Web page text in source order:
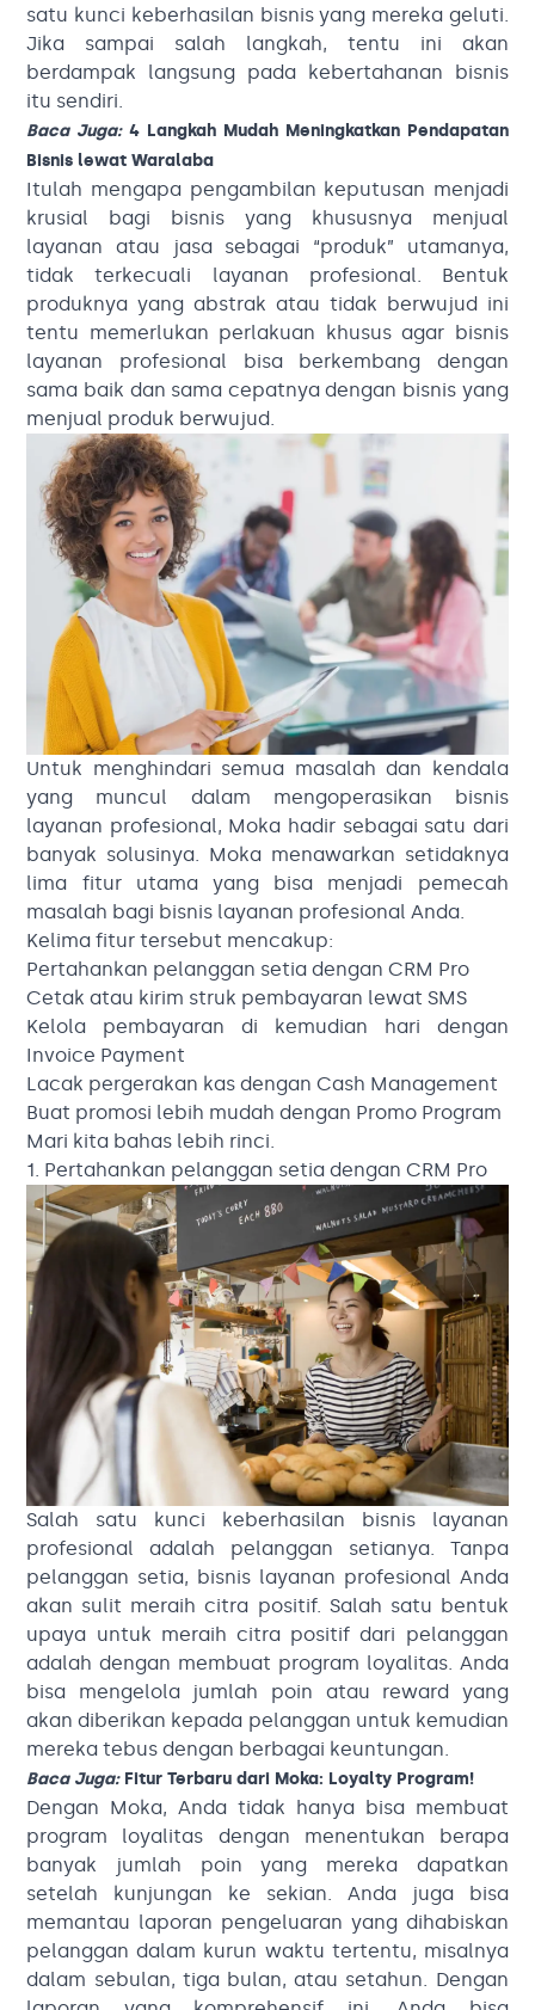
satu kunci keberhasilan bisnis yang mereka geluti.
Jika sampai salah langkah, tentu ini akan
berdampak langsung pada kebertahanan bisnis
itu sendiri.
Baca Juga:4 Langkah Mudah Meningkatkan Pendapatan
Bisnis lewat Waralaba
Itulah mengapa pengambilan keputusan menjadi
krusial bagi bisnis yang khususnya menjual
layanan atau jasa sebagai “produk” utamanya,
tidak terkecuali layanan profesional. Bentuk
produknya yang abstrak atau tidak berwujud ini
tentu memerlukan perlakuan khusus agar bisnis
layanan profesional bisa berkembang dengan
sama baik dan sama cepatnya dengan bisnis yang
menjual produk berwujud.
Untuk menghindari semua masalah dan kendala
yang muncul dalam mengoperasikan bisnis
layanan profesional, Moka hadir sebagai satu dari
banyak solusinya. Moka menawarkan setidaknya
lima fitur utama yang bisa menjadi pemecah
masalah bagi bisnis layanan profesional Anda.
Kelima fitur tersebut mencakup:
Pertahankan pelanggan setia dengan CRM Pro
Cetak atau kirim struk pembayaran lewat SMS
Kelola pembayaran di kemudian hari dengan
Invoice Payment
Lacak pergerakan kas dengan Cash Management
Buat promosi lebih mudah dengan Promo Program
Mari kita bahas lebih rinci.
1. Pertahankan pelanggan setia dengan CRM Pro
Salah satu kunci keberhasilan bisnis layanan
profesional adalah pelanggan setianya. Tanpa
pelanggan setia, bisnis layanan profesional Anda
akan sulit meraih citra positif. Salah satu bentuk
upaya untuk meraih citra positif dari pelanggan
adalah dengan membuat program loyalitas. Anda
bisa mengelola jumlah poin atau reward yang
akan diberikan kepada pelanggan untuk kemudian
mereka tebus dengan berbagai keuntungan.
Baca Juga: Fitur Terbaru dari Moka: Loyalty Program!
Dengan Moka, Anda tidak hanya bisa membuat
program loyalitas dengan menentukan berapa
banyak jumlah poin yang mereka dapatkan
setelah kunjungan ke sekian. Anda juga bisa
memantau laporan pengeluaran yang dihabiskan
pelanggan dalam kurun waktu tertentu, misalnya
dalam sebulan, tiga bulan, atau setahun. Dengan